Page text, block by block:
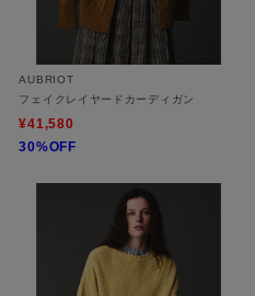
AUBRIOT
フェイクレイヤードカーディガン
¥41,580
30%OFF